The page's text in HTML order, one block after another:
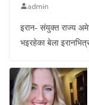
admin
इरान- संयुक्त राज्य
भइरहेका बेला